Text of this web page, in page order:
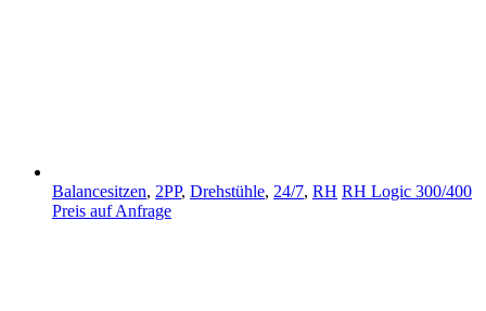
Balancesitzen, 2PP, Drehstühle, 24/7, RH RH Logic 300/400
Preis auf Anfrage